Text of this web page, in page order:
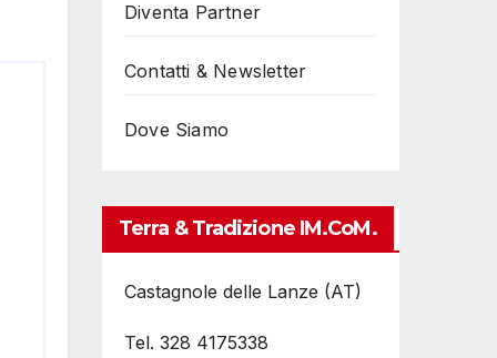
Diventa Partner
Contatti & Newsletter
Dove Siamo
Terra & Tradizione IM.coM.
Castagnole delle Lanze (AT)
Tel. 328 4175338